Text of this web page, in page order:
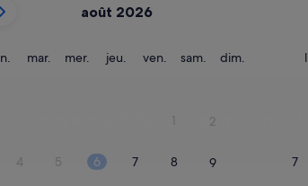
août 2026
lundimar. mardi
mer. mercredi
jeu. jeudiven. vendredi
sam. samedi
dim.
1 2
4 5 6 7 8 9 7
moyenne 15 % sur des milliers